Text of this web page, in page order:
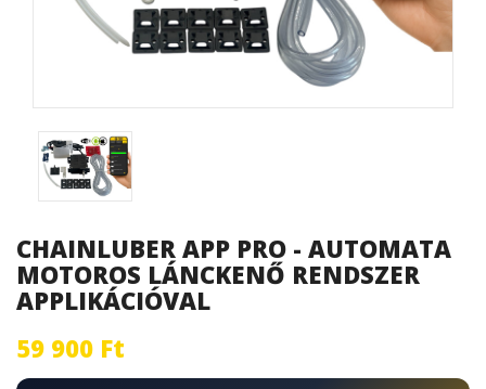
CHAINLUBER APP PRO - AUTOMATA
MOTOROS LÁNCKENŐ RENDSZER
APPLIKÁCIÓVAL
59 900 Ft